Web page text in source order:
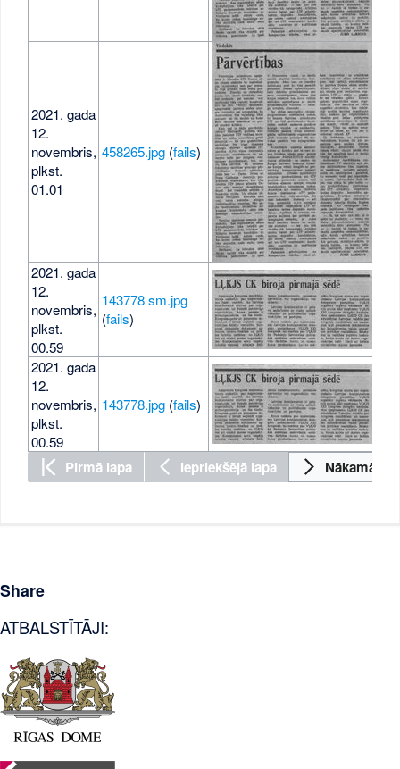
2021. gada
12.
novembris,
plkst.
01.01
458265.jpg(fails)
2021. gada
12.
novembris,
plkst.
00.59
143778 sm.jpg
(fails)
2021. gada
12.
novembris,
plkst.
00.59
143778.jpg(fails)
Pirmā lapa Iepriekšējā lapa Nākamā
Share
ATBALSTĪTĀJI: